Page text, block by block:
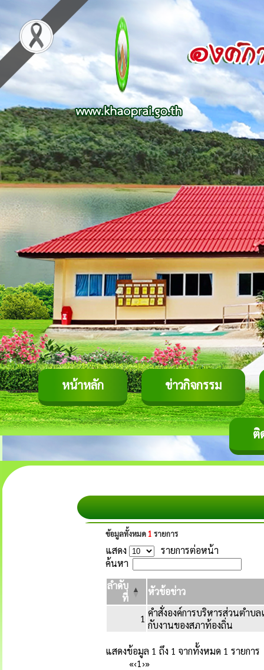
หน้าหลัก ข่าวกิจกรรม
ติ
ข้อมูลทั้งหมด 1 รายการ
แสดง
รายการต่อหน้า
ค้นหา
ลำดับ
ที่
หัวข้อข่าว
1 คำสั่งองค์การบริหารส่วนตำบ
กับงานของสภาท้องถิ่น
แสดงข้อมูล 1 ถึง 1 จากทั้งหมด 1 รายการ
«‹1›»